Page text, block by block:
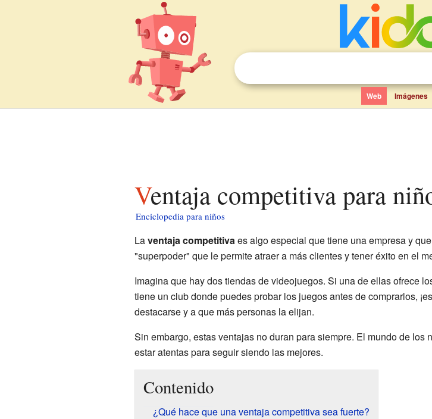
Web Imágenes
Ventaja competitiva para
Enciclopedia para niños
Laventaja competitivaes algo especial que tiene una empresa y
"superpoder" que le permite atraer a más clientes y tener éxito en el
Imagina que hay dos tiendas de videojuegos. Si una de ellas ofrece
tiene un club donde puedes probar los juegos antes de comprarlos,
destacarse y a que más personas la elijan.
Sin embargo, estas ventajas no duran para siempre. El mundo de
estar atentas para seguir siendo las mejores.
Contenido
¿Qué hace que una ventaja competitiva sea fuerte?